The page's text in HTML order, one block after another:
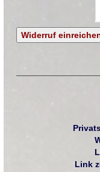
Widerruf
Link